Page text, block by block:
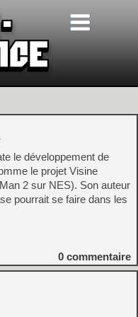
le développement de
le projet Visine
2 sur NES). Son auteur
pourrait se faire dans les
0 commentaire